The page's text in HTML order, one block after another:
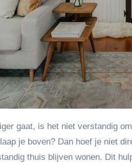
je boven? Dan hoef je niet
thuis blijven wonen. Dit